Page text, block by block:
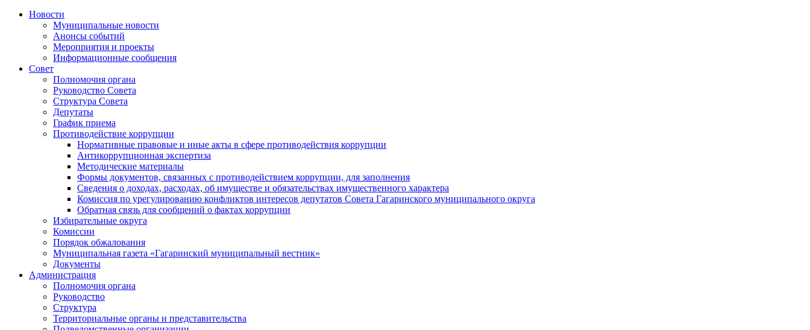
Новости
Муниципальные новости
Анонсы событий
Мероприятия и проекты
Информационные сообщения
Совет
Полномочия органа
Руководство Совета
Структура Совета
Депутаты
График приема
Противодействие коррупции
Нормативные правовые и иные акты в сфере противодействия коррупции
Антикоррупционная экспертиза
Методические материалы
Формы документов, связанных с противодействием коррупции, для заполнения
Сведения о доходах, расходах, об имуществе и обязательствах имущественного характера
Комиссия по урегулированию конфликтов интересов депутатов Совета Гагаринского муниципального округа
Обратная связь для сообщений о фактах коррупции
Избирательные округа
Комиссии
Порядок обжалования
Муниципальная газета «Гагаринский муниципальный вестник»
Документы
Администрация
Полномочия органа
Руководство
Структура
Территориальные органы и представительства